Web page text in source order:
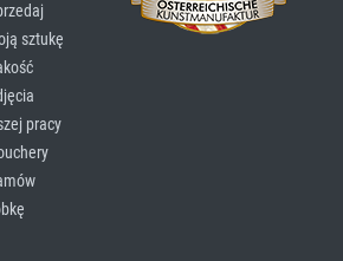
sztukę
pracy